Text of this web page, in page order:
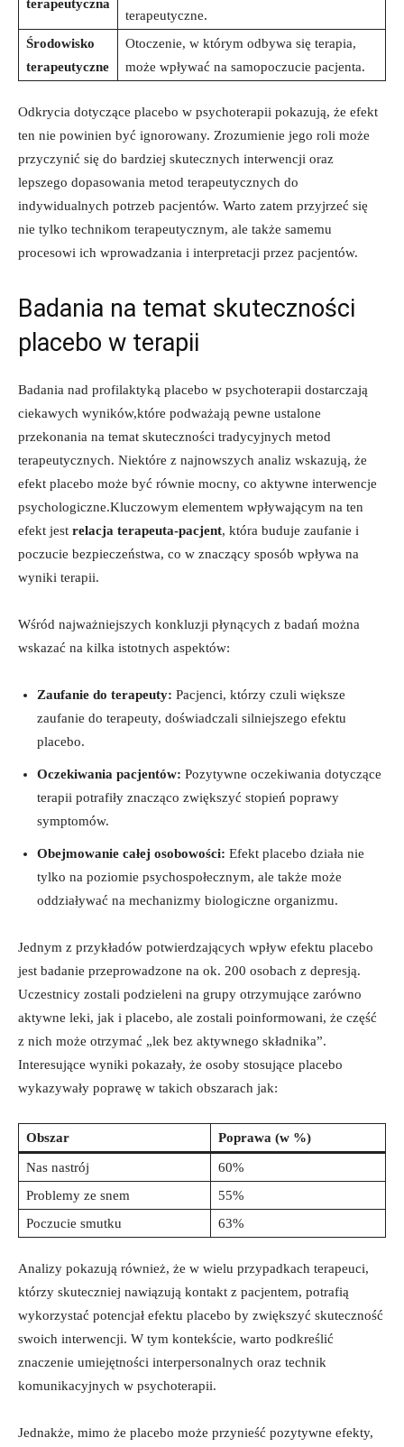
terapeutyczna
terapeutyczne.
Środowisko
terapeutyczne
Otoczenie, w którym odbywa się terapia,
może wpływać na samopoczucie pacjenta.
Odkrycia dotyczące placebo w psychoterapii pokazują, że efekt
ten nie powinien być ignorowany. Zrozumienie jego roli może
przyczynić się do bardziej skutecznych interwencji oraz
lepszego dopasowania metod terapeutycznych do
indywidualnych potrzeb pacjentów. Warto zatem przyjrzeć się
nie tylko technikom terapeutycznym, ale także samemu
procesowi ich wprowadzania i interpretacji przez pacjentów.
Badania na temat skuteczności
placebo w terapii
Badania nad profilaktyką placebo w psychoterapii dostarczają
ciekawych wyników,które podważają pewne ustalone
przekonania na temat skuteczności tradycyjnych metod
terapeutycznych. Niektóre z najnowszych analiz wskazują, że
efekt placebo może być równie mocny, co aktywne interwencje
psychologiczne.Kluczowym elementem wpływającym na ten
efekt jest relacja terapeuta-pacjent, która buduje zaufanie i
poczucie bezpieczeństwa, co w znaczący sposób wpływa na
wyniki terapii.
Wśród najważniejszych konkluzji płynących z badań można
wskazać na kilka istotnych aspektów:
Zaufanie do terapeuty: Pacjenci, którzy czuli większe
zaufanie do terapeuty, doświadczali silniejszego efektu
placebo.
Oczekiwania pacjentów: Pozytywne oczekiwania dotyczące
terapii potrafiły znacząco zwiększyć stopień poprawy
symptomów.
Obejmowanie całej osobowości: Efekt placebo działa nie
tylko na poziomie psychospołecznym, ale także może
oddziaływać na mechanizmy biologiczne organizmu.
Jednym z przykładów potwierdzających wpływ efektu placebo
jest badanie przeprowadzone na ok. 200 osobach z depresją.
Uczestnicy zostali podzieleni na grupy otrzymujące zarówno
aktywne leki, jak i placebo, ale zostali poinformowani, że część
z nich może otrzymać „lek bez aktywnego składnika”.
Interesujące wyniki pokazały, że osoby stosujące placebo
wykazywały poprawę w takich obszarach jak:
Obszar Poprawa (w %)
Nas nastrój
60%
Problemy ze snem
55%
Poczucie smutku
63%
Analizy pokazują również, że w wielu przypadkach terapeuci,
którzy skuteczniej nawiązują kontakt z pacjentem, potrafią
wykorzystać potencjał efektu placebo by zwiększyć skuteczność
swoich interwencji. W tym kontekście, warto podkreślić
znaczenie umiejętności interpersonalnych oraz technik
komunikacyjnych w psychoterapii.
Jednakże, mimo że placebo może przynieść pozytywne efekty,